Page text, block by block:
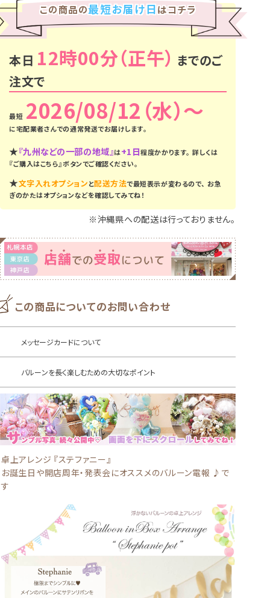
この商品の最短お届け日はコチラ
本日 12時00分
までのご
注文で
2026/08/12（水）
に宅配業者さんでの通常発送でお届けします。
★『九州などの一部の地域』は+1日程度かかります。 詳しくは
『ご購入はこちら』ボタンでご確認ください。
★文字入れオプションと配送方法で最短表示が変わるので、 お急
ぎのかたはオプションなどを確認してみてね！
※沖縄県への配送は行っておりません。
この商品についてのお問い合わせ
メッセージカードについて
バルーンを長く楽しむための大切なポイント
卓上アレンジ 『ステファニー』
お誕生日や開店周年・発表会にオススメのバルーン電報 ♪で
す